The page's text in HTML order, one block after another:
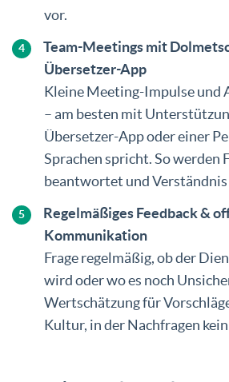
vor.
Team-Meetings mit
Übersetzer-App
Kleine Meeting-Impulse und
– am besten mit
Übersetzer-App oder einer
Sprachen spricht. So werden
beantwortet und
Regelmäßiges Feedback &
Kommunikation
Frage regelmäßig, ob der
wird oder wo es noch
Wertschätzung für
Kultur, in der Nachfragen